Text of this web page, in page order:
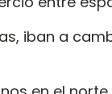
iban a